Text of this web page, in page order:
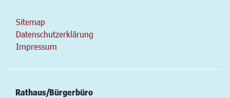
Sitemap
Datenschutzerklärung
Impressum
Rathaus/Bürgerbüro